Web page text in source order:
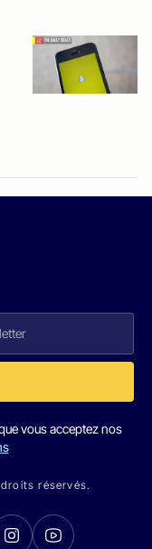
vous acceptez nos
réservés.